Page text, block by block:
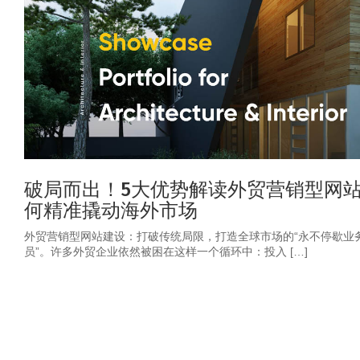
破局而出！5大优势解读外贸营销型网
何精准撬动海外市场
外贸营销型网站建设：打破传统局限，打造全球市场的“永不停歇业
员”。许多外贸企业依然被困在这样一个循环中：投入 […]